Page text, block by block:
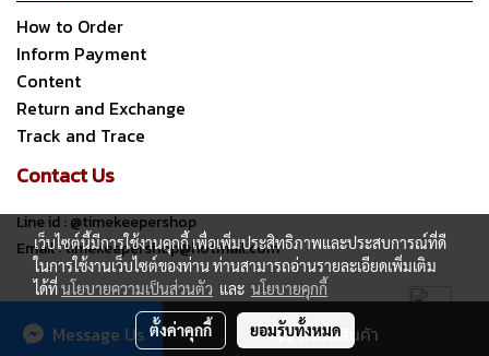
สั่งซื้อสินค้า
Message Us
How to Order
Inform Payment
Content
Return and Exchange
Track and Trace
Contact Us
Line id : @timekeepershop
Email : timekeepershop@hotmail.com
Copyright all rights reserved. My Company Limited.
เว็บไซต์นี้มีการใช้งานคุกกี้ เพื่อเพิ่มประสิทธิภาพและประสบการณ์ที่ดี
ในการใช้งานเว็บไซต์ของท่าน ท่านสามารถอ่านรายละเอียดเพิ่มเติม
ได้ที่นโยบายความเป็นส่วนตัว และ นโยบายคุกกี้
ตั้งค่าคุกกี้ ยอมรับทั้งหมด